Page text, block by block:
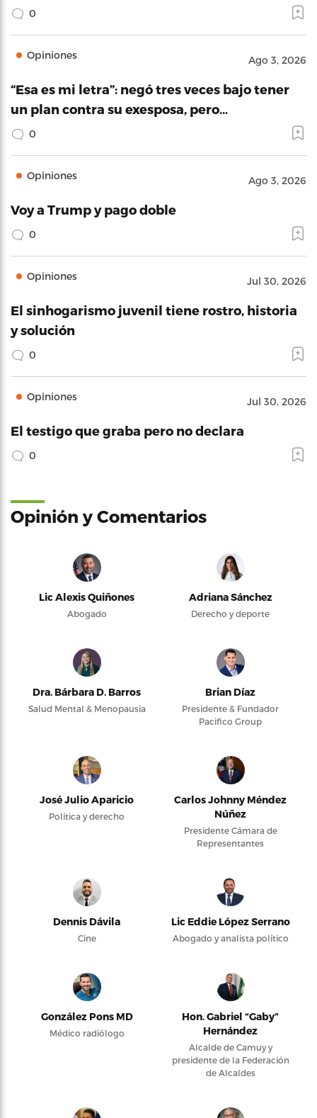
0
Opiniones Ago 3, 2026
“Esa es mi letra”: negó tres veces bajo tener
un plan contra su exesposa, pero…
0
Opiniones Ago 3, 2026
Voy a Trump y pago doble
0
Opiniones Jul 30, 2026
El sinhogarismo juvenil tiene rostro, historia
y solución
0
Opiniones Jul 30, 2026
El testigo que graba pero no declara
0
Opinión y Comentarios
Lic Alexis Quiñones
Abogado
Adriana Sánchez
Derecho y deporte
Dra. Bárbara D. Barros
Salud Mental & Menopausia
Brian Díaz
Presidente & Fundador
Pacifico Group
José Julio Aparicio
Política y derecho
Carlos Johnny Méndez
Núñez
Presidente Cámara de
Representantes
Dennis Dávila
Cine
Lic Eddie López Serrano
Abogado y analista político
González Pons MD
Médico radiólogo
Hon. Gabriel “Gaby”
Hernández
Alcalde de Camuy y
presidente de la Federación
de Alcaldes